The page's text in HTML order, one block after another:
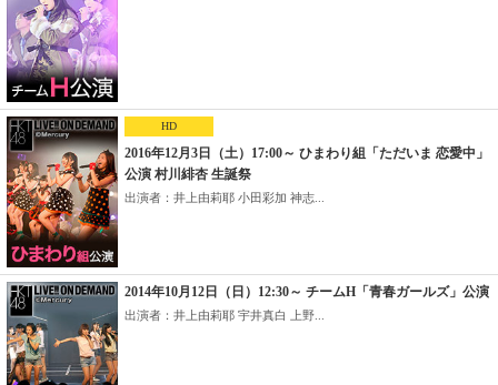
HD
2016年12月3日（土）17:00～ ひまわり組「ただいま 恋愛中」
公演 村川緋杏 生誕祭
出演者：井上由莉耶 小田彩加 神志...
2014年10月12日（日）12:30～ チームH「青春ガールズ」公演
出演者：井上由莉耶 宇井真白 上野...